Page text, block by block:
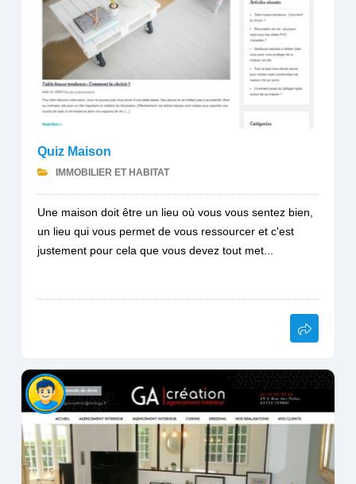
Quiz Maison
IMMOBILIER ET HABITAT
Une maison doit être un lieu où vous vous sentez bien,
un lieu qui vous permet de vous ressourcer et c'est
justement pour cela que vous devez tout met...